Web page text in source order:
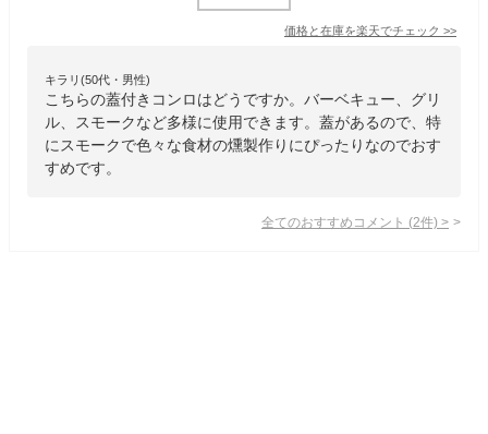
価格と在庫を楽天でチェック >>
キラリ(50代・男性)
こちらの蓋付きコンロはどうですか。バーベキュー、グリ
ル、スモークなど多様に使用できます。蓋があるので、特
にスモークで色々な食材の燻製作りにぴったりなのでおす
すめです。
全てのおすすめコメント (2件) >